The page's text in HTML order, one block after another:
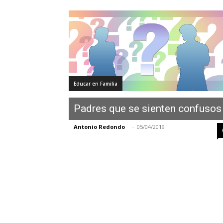
Educar en Familia
Padres que se sienten confusos
Antonio Redondo - 05/04/2019